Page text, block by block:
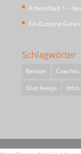
Arbeitsblatt 1 –
Ein Dutzend
Schlagwörter
Berater Coaches
Give Aways
Infos